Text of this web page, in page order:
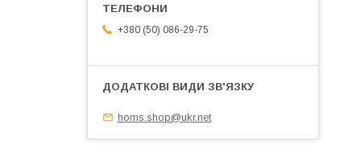
+380 (50) 086-29-75
homs.shop@ukr.net